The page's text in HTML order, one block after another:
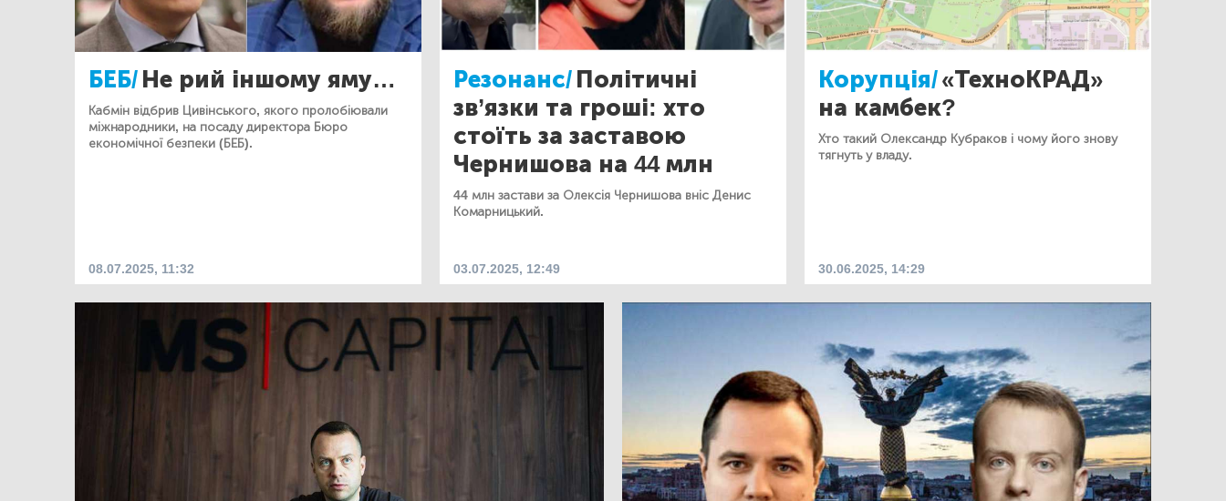
БЕБ/Не рий іншому яму…
Кабмін відбрив Цивінського, якого пролобіювали
міжнародники, на посаду директора Бюро
економічної безпеки (БЕБ).
08.07.2025, 11:32
Резонанс/Політичні
зв’язки та гроші: хто
стоїть за заставою
Чернишова на 44 млн
44 млн застави за Олексія Чернишова вніс Денис
Комарницький.
03.07.2025, 12:49
Корупція/«ТехноКРАД»
на камбек?
Хто такий Олександр Кубраков і чому його знову
тягнуть у владу.
30.06.2025, 14:29